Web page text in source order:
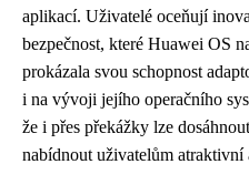
aplikací. Uživatelé oceňují
bezpečnost, které Huawei OS
prokázala svou schopnost
i na vývoji jejího operačního
že i přes překážky lze
nabídnout uživatelům atraktivní